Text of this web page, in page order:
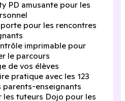
PD amusante pour les
pour les rencontres
imprimable pour
le parcours
de vos élèves
pratique avec les 123
parents-enseignants
les tuteurs Dojo pour les